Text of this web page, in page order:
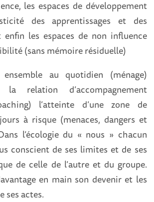
les espaces de développement
des apprentissages et des
enfin les espaces de non influence
(sans mémoire résiduelle)
au quotidien (ménage)
relation d’accompagnement
l’atteinte d’une zone de
à risque (menaces, dangers et
l’écologie du « nous » chacun
conscient de ses limites et de ses
de celle de l’autre et du groupe.
en main son devenir et les
ses actes.